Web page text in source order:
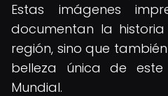
Estas imágenes
documentan la
región, sino que
belleza única de
Mundial.